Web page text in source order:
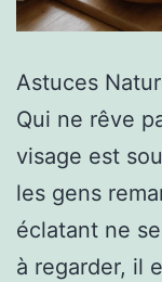
Astuces
Qui ne rêve
visage est
les gens
éclatant ne
à regarder, il